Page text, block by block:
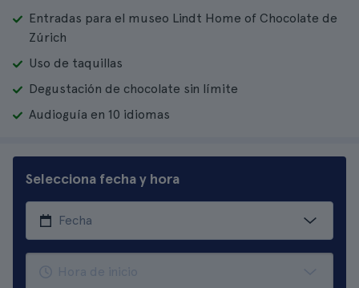
Entradas para el museo Lindt Home of Chocolate de
Zúrich
Uso de taquillas
Degustación de chocolate sin límite
Audioguía en 10 idiomas
Selecciona fecha y hora